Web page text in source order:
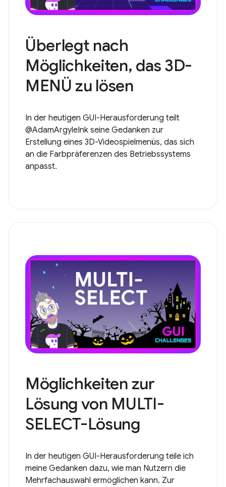
Überlegt nach
Möglichkeiten, das 3D-
MENÜ zu lösen
In der heutigen GUI-Herausforderung teilt
@AdamArgyleInk seine Gedanken zur
Erstellung eines 3D-Videospielmenüs, das sich
an die Farbpräferenzen des Betriebssystems
anpasst.
Möglichkeiten zur
Lösung von MULTI-
SELECT-Lösung
In der heutigen GUI-Herausforderung teile ich
meine Gedanken dazu, wie man Nutzern die
Mehrfachauswahl ermöglichen kann. Zur